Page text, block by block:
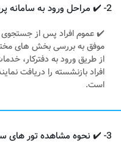
2- ✔️ مراحل ورود به سامانه پرشین گلف چیست؟
موفق به بررسی بخش های
از طریق ورود به دفترکار،
افراد بازنشسته را دریافت
است.
3- ✔️ نحوه مشاهده تور های سایت پرشین گلف چگونه می باشد؟